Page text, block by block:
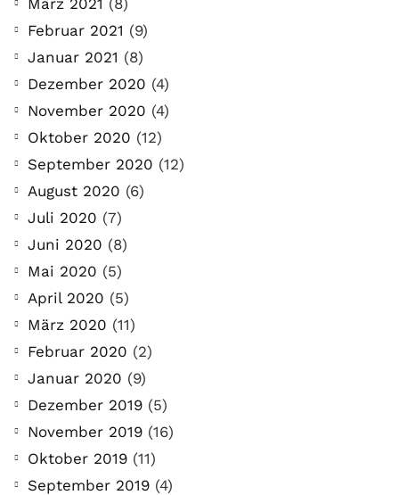
März 2021 (8)
Februar 2021 (9)
Januar 2021 (8)
Dezember 2020 (4)
November 2020 (4)
Oktober 2020 (12)
September 2020 (12)
August 2020 (6)
Juli 2020 (7)
Juni 2020 (8)
Mai 2020 (5)
April 2020 (5)
März 2020 (11)
Februar 2020 (2)
Januar 2020 (9)
Dezember 2019 (5)
November 2019 (16)
Oktober 2019 (11)
September 2019 (4)